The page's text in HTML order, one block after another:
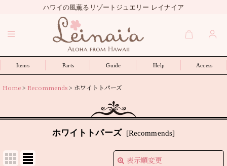
ハワイの風薫るリゾートジュエリー レイナイア
Items Parts Guide Help Access
Home> Recommends> ホワイトトパーズ
ホワイトトパーズ [Recommends]
表示順変更